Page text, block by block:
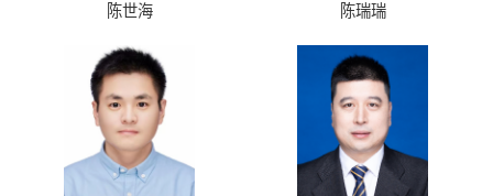
陈世海 陈瑞瑞